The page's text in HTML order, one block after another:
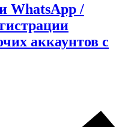
WhatsApp /
аккаунтов с